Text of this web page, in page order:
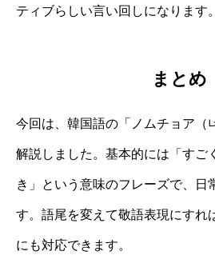
ティブらしい言い回しになります。
まとめ
今回は、韓国語の「ノムチョア（
解説しました。基本的には「すご
き」という意味のフレーズで、日
す。語尾を変えて敬語表現にすれ
にも対応できます。